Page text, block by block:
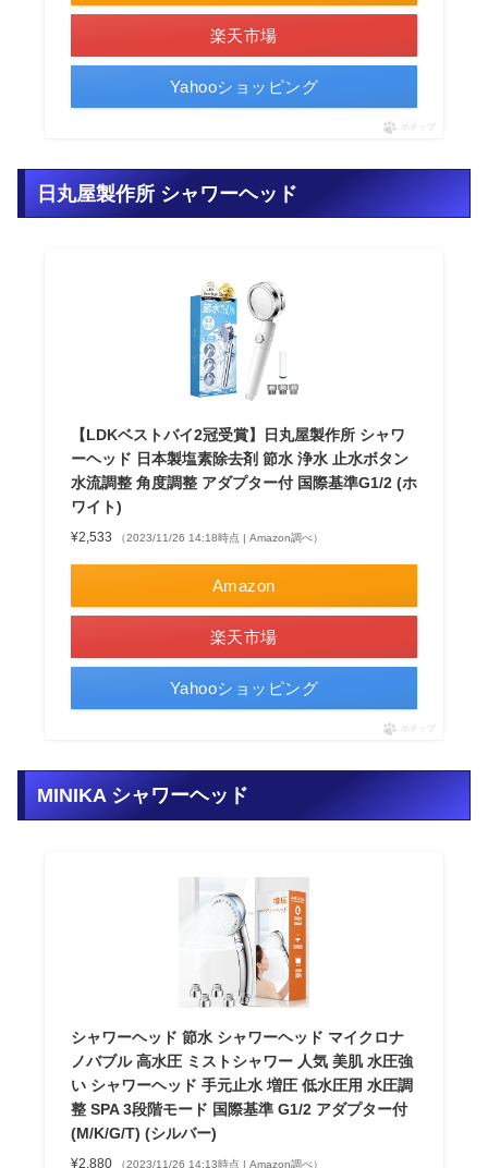
楽天市場
Yahooショッピング
ポチップ
日丸屋製作所 シャワーヘッド
【LDKベストバイ2冠受賞】日丸屋製作所 シャワ
ーヘッド 日本製塩素除去剤 節水 浄水 止水ボタン
水流調整 角度調整 アダプター付 国際基準G1/2 (ホ
ワイト)
¥2,533 （2023/11/26 14:18時点 | Amazon調べ）
Amazon
楽天市場
Yahooショッピング
ポチップ
MINIKA シャワーヘッド
シャワーヘッド 節水 シャワーヘッド マイクロナ
ノバブル 高水圧 ミストシャワー 人気 美肌 水圧強
い シャワーヘッド 手元止水 増圧 低水圧用 水圧調
整 SPA 3段階モード 国際基準 G1/2 アダプター付
(M/K/G/T) (シルバー)
¥2,880 （2023/11/26 14:13時点 | Amazon調べ）